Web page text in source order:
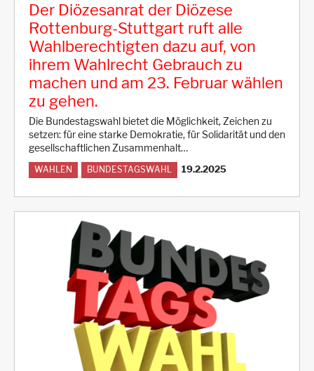
Der Diözesanrat der Diözese
Rottenburg-Stuttgart ruft alle
Wahlberechtigten dazu auf, von
ihrem Wahlrecht Gebrauch zu
machen und am 23. Februar wählen
zu gehen.
Die Bundestagswahl bietet die Möglichkeit, Zeichen zu
setzen: für eine starke Demokratie, für Solidarität und den
gesellschaftlichen Zusammenhalt…
WAHLEN BUNDESTAGSWAHL 19.2.2025